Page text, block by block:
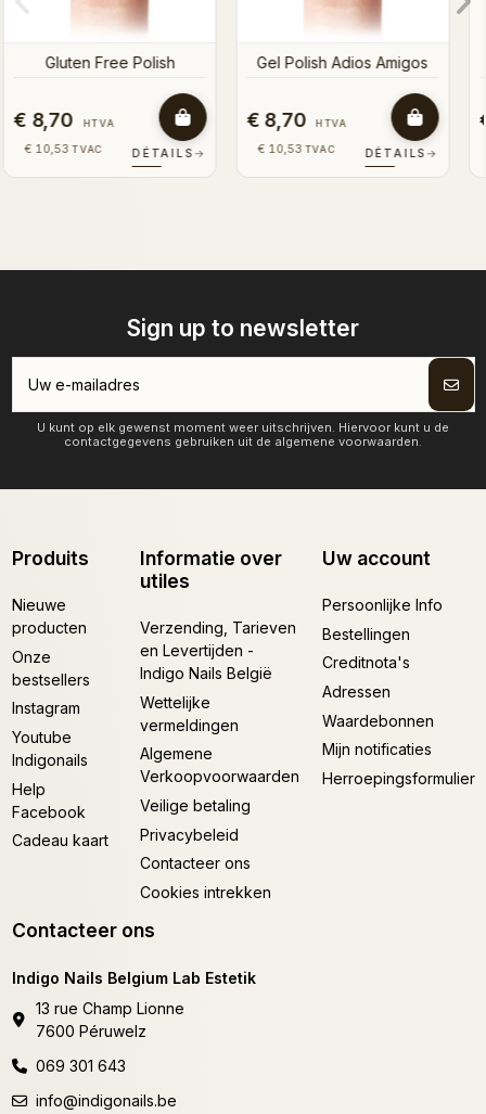
€ 8,70
€ 10,53 TVAC DÉTAILS
€ 8,70
€ 10,53 TVAC DÉTAILS
Sign up to newsletter
U kunt op elk gewenst moment weer uitschrijven. Hiervoor kunt u de
contactgegevens gebruiken uit de algemene voorwaarden.
Produits
Nieuwe
producten
Onze
bestsellers
Instagram
Youtube
Indigonails
Help
Facebook
Cadeau kaart
Informatie over
utiles
Verzending, Tarieven
en Levertijden -
Indigo Nails België
Wettelijke
vermeldingen
Algemene
Verkoopvoorwaarden
Veilige betaling
Privacybeleid
Contacteer ons
Cookies intrekken
Uw account
Persoonlijke Info
Bestellingen
Creditnota's
Adressen
Waardebonnen
Mijn notificaties
Herroepingsformulier
Contacteer ons
Indigo Nails Belgium Lab Estetik
13 rue Champ Lionne
7600 Péruwelz
069 301 643
info@indigonails.be